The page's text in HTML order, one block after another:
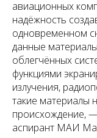
авиационных
надёжность
одновременном
данные
облегчённых
функциями
излучения,
такие материалы
происхождение, —
аспирант МАИ